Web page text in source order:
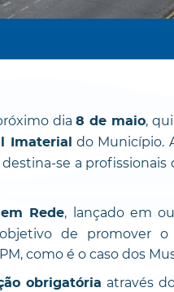
dia8 de maio,
Imaterial
do Município.
se a
Rede, lançado em
de promover
como é o caso dos
obrigatória através